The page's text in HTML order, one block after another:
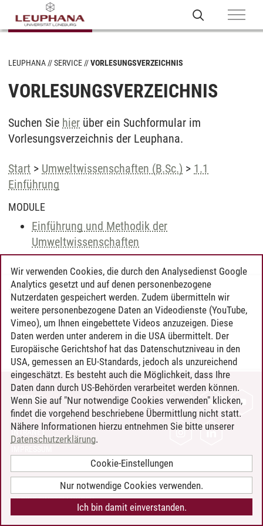
LEUPHANA SERVICE VORLESUNGSVERZEICHNIS
VORLESUNGSVERZEICHNIS
Suchen Sie hier über ein Suchformular im
Vorlesungsverzeichnis der Leuphana.
Start > Umweltwissenschaften (B.Sc.) > 1.1
Einführung
MODULE
Einführung und Methodik der
Umweltwissenschaften
Timo Leder /30.06.2024
KONTAKT
LEUPHANA ALS ARBEITGEBER
INTRANET
BARRIEREFREIHEIT
COOKIE-EINSTELLUNGEN
Wir verwenden Cookies, die durch den Analysedienst Google
Analytics gesetzt und auf denen personenbezogene
Nutzerdaten gespeichert werden. Zudem übermitteln wir
weitere personenbezogene Daten an Videodienste (YouTube,
Vimeo), um Ihnen eingebettete Videos anzuzeigen. Diese
Daten werden unter anderem in die USA übermittelt. Der
Europäische Gerichtshof hat das Datenschutzniveau in den
USA, gemessen an EU-Standards, jedoch als unzureichend
eingeschätzt. Es besteht auch die Möglichkeit, dass Ihre
Daten dann durch US-Behörden verarbeitet werden können.
Wenn Sie auf "Nur notwendige Cookies verwenden" klicken,
findet die vorgehend beschriebene Übermittlung nicht statt.
Nähere Informationen hierzu entnehmen Sie bitte unserer
Datenschutzerklärung.
Cookie-Einstellungen
Nur notwendige Cookies verwenden.
Ich bin damit einverstanden.